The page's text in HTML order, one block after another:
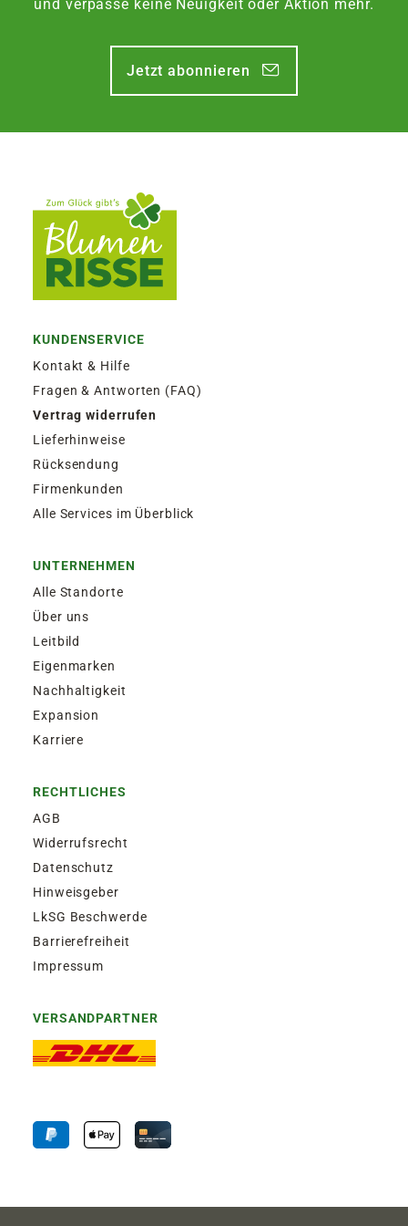
und verpasse keine Neuigkeit oder Aktion mehr.
Jetzt abonnieren
KUNDENSERVICE
Kontakt & Hilfe
Fragen & Antworten (FAQ)
Vertrag widerrufen
Lieferhinweise
Rücksendung
Firmenkunden
Alle Services im Überblick
UNTERNEHMEN
Alle Standorte
Über uns
Leitbild
Eigenmarken
Nachhaltigkeit
Expansion
Karriere
RECHTLICHES
AGB
Widerrufsrecht
Datenschutz
Hinweisgeber
LkSG Beschwerde
Barrierefreiheit
Impressum
VERSANDPARTNER